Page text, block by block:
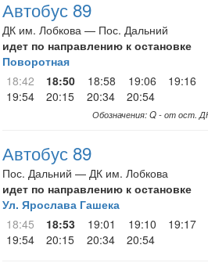
Автобус 89
ДК им. Лобкова — Пос. Дальний
идет по направлению к остановке
Поворотная
18:42
18:50 18:58 19:06 19:16
19:54
20:15 20:34 20:54
Обозначения: Q - от ост.
Автобус 89
Пос. Дальний — ДК им. Лобкова
идет по направлению к остановке
Ул. Ярослава Гашека
18:45
18:53 19:01 19:10 19:17
19:54
20:15 20:34 20:54